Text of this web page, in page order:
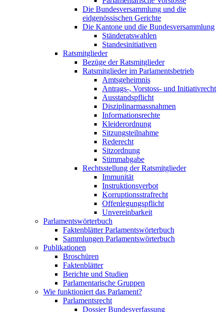
Die Bundesversammlung und die
eidgenössischen Gerichte
Die Kantone und die Bundesversammlung
Ständeratswahlen
Standesinitiativen
Ratsmitglieder
Bezüge der Ratsmitglieder
Ratsmitglieder im Parlamentsbetrieb
Amtsgeheimnis
Antrags-, Vorstoss- und Initiativrecht
Ausstandspflicht
Disziplinarmassnahmen
Informationsrechte
Kleiderordnung
Sitzungsteilnahme
Rederecht
Sitzordnung
Stimmabgabe
Rechtsstellung der Ratsmitglieder
Immunität
Instruktionsverbot
Korruptionsstrafrecht
Offenlegungspflicht
Unvereinbarkeit
Parlamentswörterbuch
Faktenblätter Parlamentswörterbuch
Sammlungen Parlamentswörterbuch
Publikationen
Broschüren
Faktenblätter
Berichte und Studien
Parlamentarische Gruppen
Wie funktioniert das Parlament?
Parlamentsrecht
Dossier Bundesverfassung